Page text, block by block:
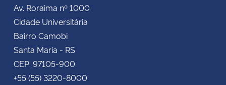
Av. Roraima nº 1000
Cidade Universitária
Bairro Camobi
Santa Maria - RS
CEP: 97105-900
+55 (55) 3220-8000